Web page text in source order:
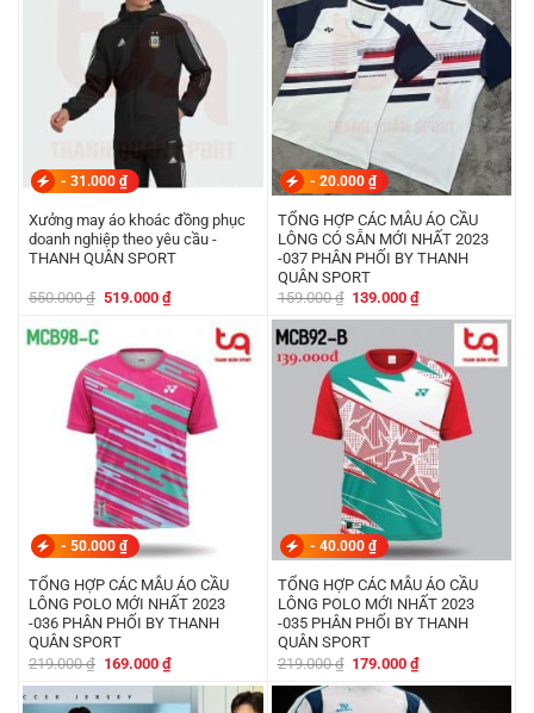
- 31.000 ₫
Xưởng may áo khoác đồng phục
doanh nghiệp theo yêu cầu -
THANH QUÂN SPORT
550.000₫ Giá
519.000 ₫Giá
hiện
519.000 ₫.
- 20.000 ₫
TỔNG HỢP CÁC MẪU ÁO CẦU
LÔNG CÓ SẴN MỚI NHẤT 2023
-037 PHÂN PHỐI BY THANH
QUÂN SPORT
159.000₫ Giá
là:
139.000₫Giá
tại
139.000 ₫.
- 50.000 ₫
TỔNG HỢP CÁC MẪU ÁO CẦU
LÔNG POLO MỚI NHẤT 2023
-036 PHÂN PHỐI BY THANH
QUÂN SPORT
219.000₫ Giá
là:
219.000 ₫.
169.000 ₫Giá
hiện
tại
là:
- 40.000 ₫
TỔNG HỢP CÁC MẪU ÁO CẦU
LÔNG POLO MỚI NHẤT 2023
-035 PHÂN PHỐI BY THANH
QUÂN SPORT
219.000₫ Giá
là:
219.000 ₫.
179.000₫Giá
tại
là: